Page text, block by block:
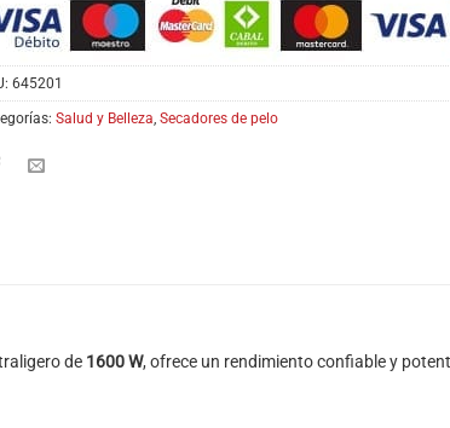
645201
Salud y Belleza, Secadores de pelo
de 1600 W, ofrece un rendimiento confiable y